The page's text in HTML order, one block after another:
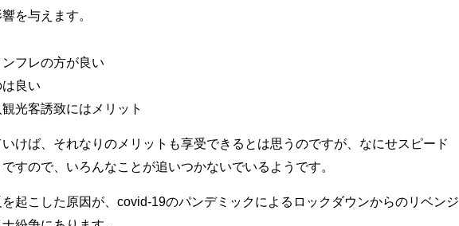
を与えます。
ンフレの方が良い
は良い
光客誘致にはメリット
けば、それなりのメリットも享受できるとは思うのですが、なにせスピード
すので、いろんなことが追いつかないでいるようです。
起こした原因が、covid-19のパンデミックによるロックダウンからのリベンジ